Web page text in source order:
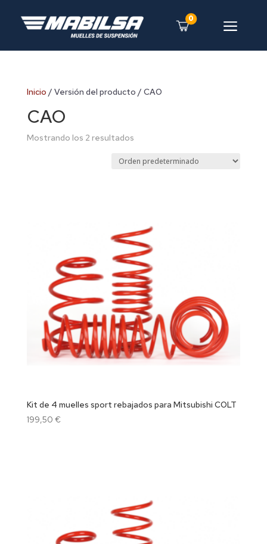
0 a
Inicio / Versión del producto / CAO
CAO
Mostrando los 2 resultados
Kit de 4 muelles sport rebajados para Mitsubishi COLT
199,50 €